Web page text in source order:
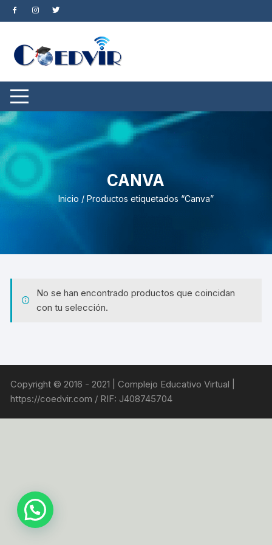
Saltar
al
CANVA
Inicio / Productos etiquetados “Canva”
No se han encontrado productos que coincidan
con tu selección.
Copyright © 2016 - 2021 | Complejo Educativo Virtual |
https://coedvir.com / RIF: J408745704